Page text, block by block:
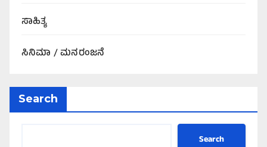
ಸಾಹಿತ್ಯ
ಸಿನಿಮಾ / ಮನರಂಜನೆ
Search
Search